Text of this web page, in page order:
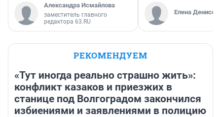
Александра Исмайлова
заместитель главного
редактора 63.RU
Елена
РЕКОМЕНДУЕМ
«Тут иногда реально страшно жить»:
конфликт казаков и приезжих в
станице под Волгоградом закончился
избиениями и заявлениями в полицию